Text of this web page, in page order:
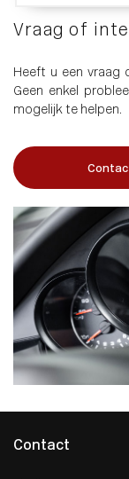
Vraag of
Heeft u een vraag
Geen enkel
mogelijk te helpen.
Contact